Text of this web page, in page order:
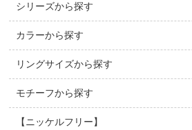
シリーズから探す
カラーから探す
リングサイズから探す
モチーフから探す
【ニッケルフリー】